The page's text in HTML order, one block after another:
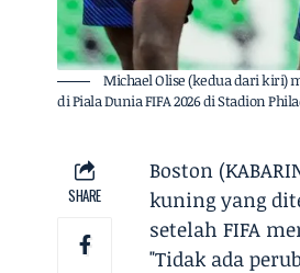
Michael Olise (kedua dari kiri)
di Piala Dunia FIFA 2026 di Stadion
SHARE
Boston
kuning yang
setelah FIFA
"Tidak ada